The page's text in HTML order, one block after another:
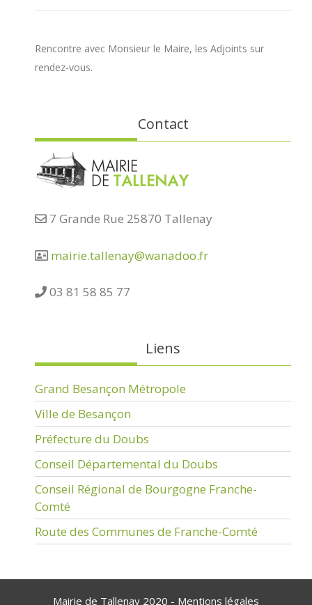
Rencontre avec Monsieur le Maire, les Adjoints sur
rendez-vous.
Contact
7 Grande Rue 25870 Tallenay
mairie.tallenay@wanadoo.fr
03 81 58 85 77
Liens
Grand Besançon Métropole
Ville de Besançon
Préfecture du Doubs
Conseil Départemental du Doubs
Conseil Régional de Bourgogne Franche-
Comté
Route des Communes de Franche-Comté
Mairie de Tallenay 2020 - Mentions légales